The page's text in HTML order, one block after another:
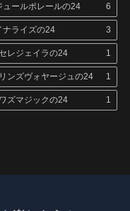
ュールポレールの24 6
ナライズの24 3
レジェイラの24 1
ンズヴォヤージュの24 1
ズマジックの24 1